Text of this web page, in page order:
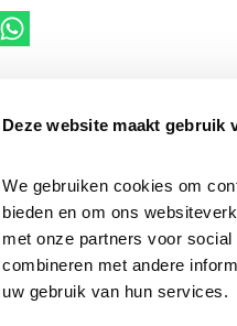
Deze website maakt gebruik
We gebruiken cookies om
bieden en om ons
met onze partners voor
combineren met andere
uw gebruik van hun services.